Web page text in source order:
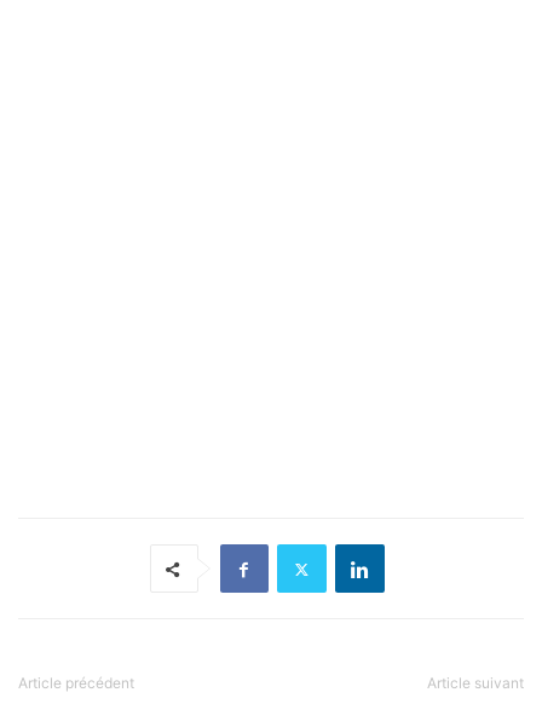
Article précédent Article suivant